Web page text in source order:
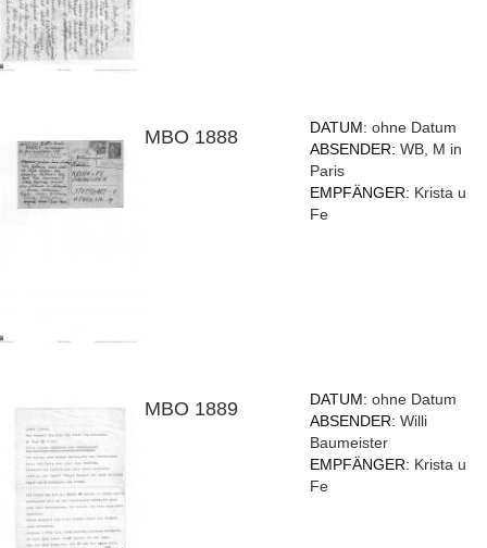
MBO 1888 DATUM:ohne Datum
ABSENDER:WB, M in
Paris
EMPFÄNGER: Krista u
Fe
MBO 1889 DATUM:ohne Datum
ABSENDER:Willi
Baumeister
EMPFÄNGER: Krista u
Fe